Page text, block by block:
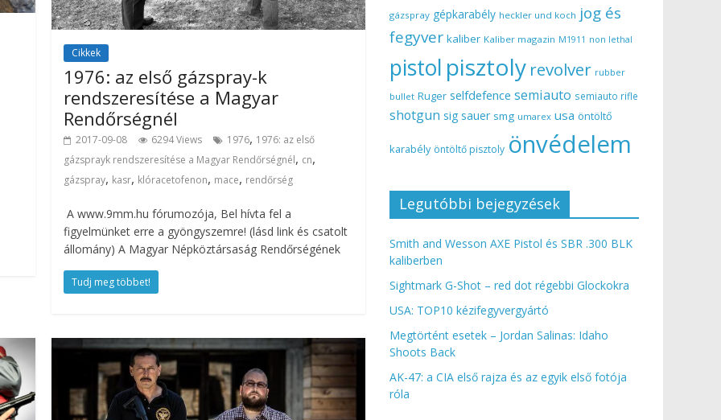
Cikkek
1976: az első gázspray-k
rendszeresítése a Magyar
Rendőrségnél
2017-09-08 6294 Views 1976, 1976: az első
gázsprayk rendszeresítése a Magyar Rendőrségnél, cn,
gázspray, kasr, klóracetofenon, mace, rendőrség
A www.9mm.hu fórumozója, Bel hívta fel a
figyelmünket erre a gyöngyszemre! (lásd link és csatolt
állomány) A Magyar Népköztársaság Rendőrségének
Tudj meg többet!
gázspray gépkarabély heckler und koch jog és
fegyver kaliber Kaliber magazin M1911 non lethal
pistol pisztoly revolver rubber
bullet Ruger selfdefence semiauto semiauto rifle
shotgun sig sauer smg umarex usa öntöltő
karabély öntöltő pisztoly önvédelem
Legutóbbi bejegyzések
Smith and Wesson AXE Pistol és SBR .300 BLK
kaliberben
Sightmark G-Shot – red dot régebbi Glockokra
USA: TOP10 kézifegyvergyártó
Megtörtént esetek – Jordan Salinas: Idaho
Shoots Back
AK-47: a CIA első rajza és az egyik első fotója
róla